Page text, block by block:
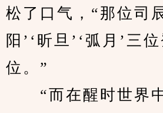
松了口气，“那位司
阳’‘昕旦’‘弧月’三
位。”
“而在醒时世界中